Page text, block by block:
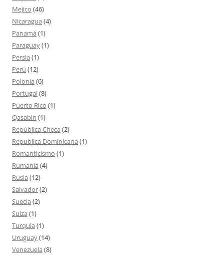
Mejico (46)
Nicaragua (4)
Panamá (1)
Paraguay(1)
Persia (1)
Perú (12)
Polonia (6)
Portugal(8)
Puerto Rico (1)
Qasabin (1)
República Checa (2)
Republica Dominicana (1)
Romanticismo (1)
Rumanía (4)
Rusia (12)
Salvador(2)
Suecia (2)
Suiza (1)
Turquía (1)
Uruguay(14)
Venezuela (8)